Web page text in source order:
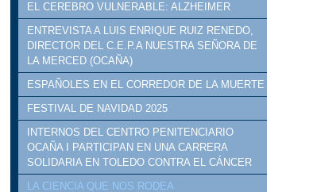
EL CEREBRO VULNERABLE: ALZHEIMER
ENTREVISTA A LUIS ENRIQUE RUIZ RENEDO,
DIRECTOR DEL C.E.P.A NUESTRA SEÑORA DE
LA MERCED (OCAÑA)
ESPAÑOLES EN EL CORREDOR DE LA MUERTE
FESTIVAL DE NAVIDAD 2025
INTERNOS DEL CENTRO PENITENCIARIO
OCAÑA I PARTICIPAN EN UNA CARRERA
SOLIDARIA EN TOLEDO CONTRA EL CÁNCER
LA CIENCIA QUE NOS RODEA